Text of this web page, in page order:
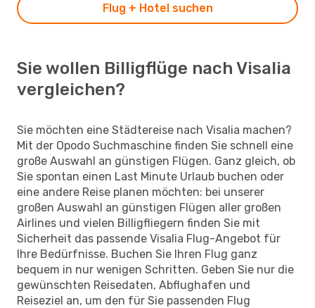
Flug + Hotel suchen
Sie wollen Billigflüge nach Visalia
vergleichen?
Sie möchten eine Städtereise nach Visalia machen?
Mit der Opodo Suchmaschine finden Sie schnell eine
große Auswahl an günstigen Flügen. Ganz gleich, ob
Sie spontan einen Last Minute Urlaub buchen oder
eine andere Reise planen möchten: bei unserer
großen Auswahl an günstigen Flügen aller großen
Airlines und vielen Billigfliegern finden Sie mit
Sicherheit das passende Visalia Flug-Angebot für
Ihre Bedürfnisse. Buchen Sie Ihren Flug ganz
bequem in nur wenigen Schritten. Geben Sie nur die
gewünschten Reisedaten, Abflughafen und
Reiseziel an, um den für Sie passenden Flug